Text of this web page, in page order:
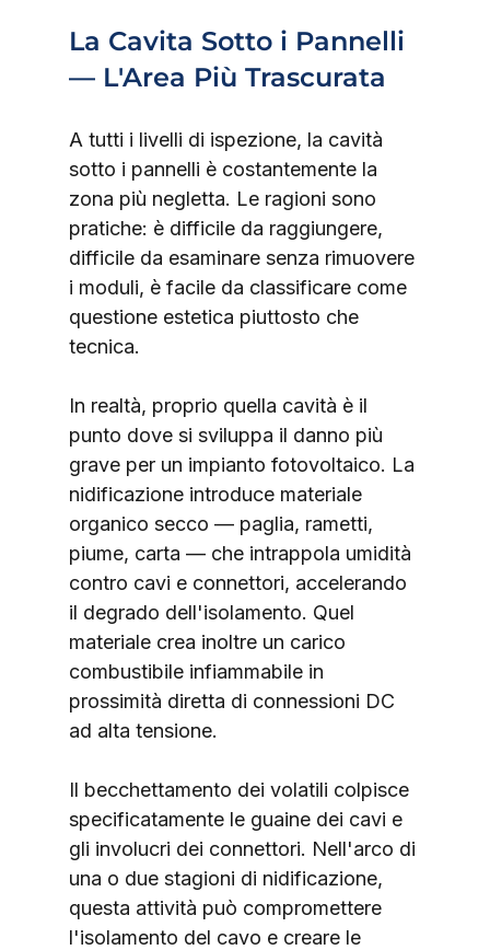
La Cavita Sotto i Pannelli
— L'Area Più Trascurata
A tutti i livelli di ispezione, la cavità
sotto i pannelli è costantemente la
zona più negletta. Le ragioni sono
pratiche: è difficile da raggiungere,
difficile da esaminare senza rimuovere
i moduli, è facile da classificare come
questione estetica piuttosto che
tecnica.
In realtà, proprio quella cavità è il
punto dove si sviluppa il danno più
grave per un impianto fotovoltaico. La
nidificazione introduce materiale
organico secco — paglia, rametti,
piume, carta — che intrappola umidità
contro cavi e connettori, accelerando
il degrado dell'isolamento. Quel
materiale crea inoltre un carico
combustibile infiammabile in
prossimità diretta di connessioni DC
ad alta tensione.
Il becchettamento dei volatili colpisce
specificatamente le guaine dei cavi e
gli involucri dei connettori. Nell'arco di
una o due stagioni di nidificazione,
questa attività può compromettere
l'isolamento del cavo e creare le